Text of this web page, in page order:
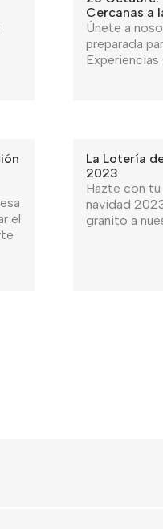
Cercanas a
Únete a
preparada
Experiencias
el
La Lotería
2023
Hazte con
navidad
granito a